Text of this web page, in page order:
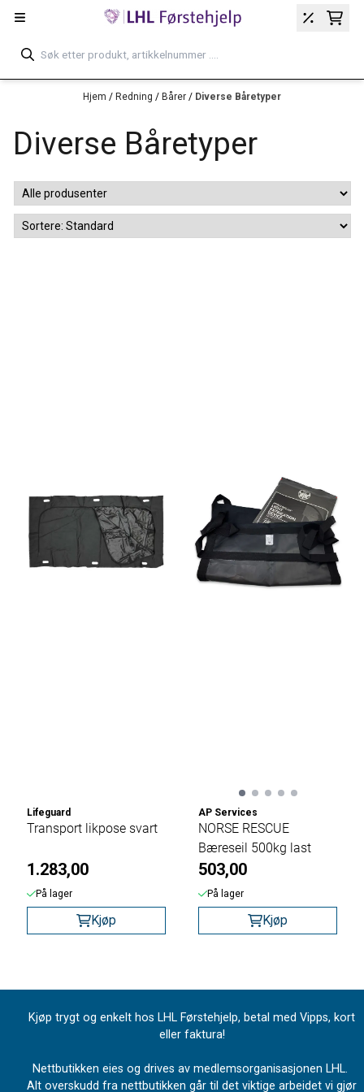
Hopp til innhold
Hjem / Redning / Bårer / Diverse Båretyper
Diverse Båretyper
Lifeguard
Transport likpose svart
1.283,00
På lager
Kjøp
AP Services
NORSE RESCUE
Bæreseil 500kg last
503,00
På lager
Kjøp
Kjøp trygt og enkelt hos LHL Førstehjelp, betal med Vipps, kort
eller faktura!
Nettbutikken eies og drives av medlemsorganisasjonen LHL.
Alt overskudd fra nettbutikken går til det viktige arbeidet vi gjør